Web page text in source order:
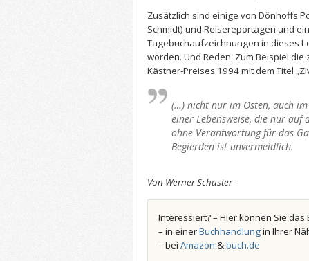
Zusätzlich sind einige von Dönhoffs
Schmidt) und Reisereportagen und
Tagebuchaufzeichnungen in dieses
worden. Und Reden. Zum Beispiel die
Kästner-Preises 1994 mit dem Titel
(…) nicht nur im Osten, auch
einer Lebensweise, die nur auf
ohne Verantwortung für das
Begierden ist unvermeidlich.
Von Werner Schuster
Interessiert? – Hier können Sie das
– in einerBuchhandlungin Ihrer
– bei Amazon &buch.de